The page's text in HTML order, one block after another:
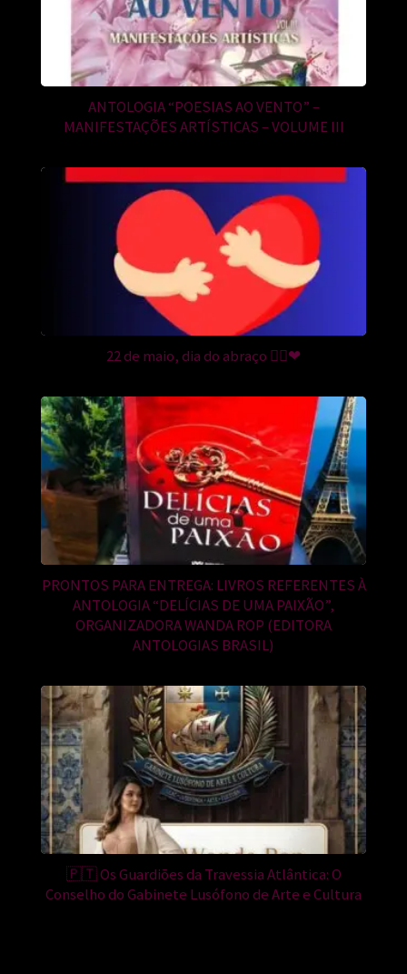
ANTOLOGIA “POESIAS AO VENTO” –
MANIFESTAÇÕES ARTÍSTICAS – VOLUME III
22 de maio, dia do abraço 🙆‍♀️❤
PRONTOS PARA ENTREGA: LIVROS REFERENTES À
ANTOLOGIA “DELÍCIAS DE UMA PAIXÃO”,
ORGANIZADORA WANDA ROP (EDITORA
ANTOLOGIAS BRASIL)
🇵🇹 Os Guardiões da Travessia Atlântica: O
Conselho do Gabinete Lusófono de Arte e Cultura